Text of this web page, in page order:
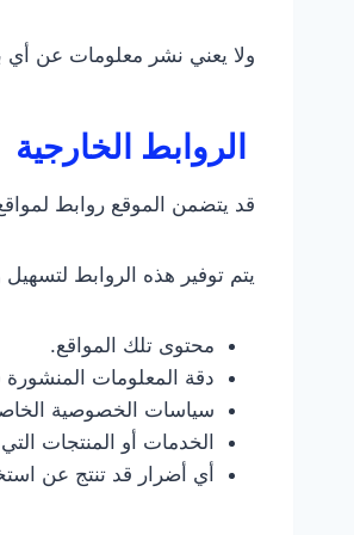
ولا يعني نشر معلومات عن أي
الروابط الخارجية
قد يتضمن الموقع روابط
يتم توفير هذه الروابط
محتوى تلك المواقع.
دقة المعلومات المنشورة
سياسات الخصوصية
الخدمات أو المنتجات
أي أضرار قد تنتج عن